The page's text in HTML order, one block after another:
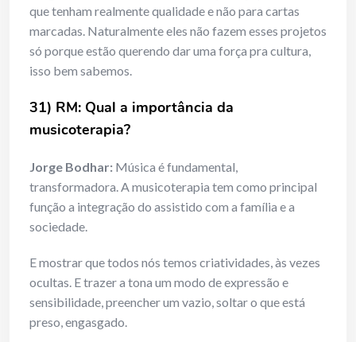
que tenham realmente qualidade e não para cartas
marcadas. Naturalmente eles não fazem esses projetos
só porque estão querendo dar uma força pra cultura,
isso bem sabemos.
31) RM: Qual a importância da
musicoterapia?
Jorge Bodhar: Música é fundamental,
transformadora. A musicoterapia tem como principal
função a integração do assistido com a família e a
sociedade.
E mostrar que todos nós temos criatividades, às vezes
ocultas. E trazer a tona um modo de expressão e
sensibilidade, preencher um vazio, soltar o que está
preso, engasgado.